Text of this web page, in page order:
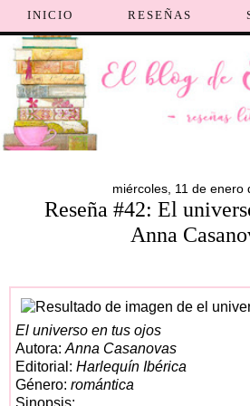
INICIO RESEÑAS
miércoles, 11 de enero
Reseña #42: El
Anna
El universo en tus ojos
Autora: Anna Casanovas
Editorial: Harlequín Ibérica
Género: romántica